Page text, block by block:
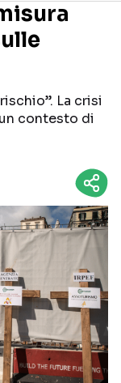
La crisi
contesto di